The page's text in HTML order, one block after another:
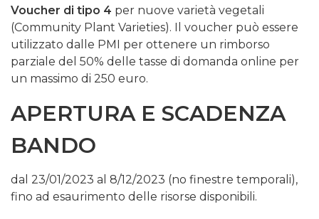
Voucher di tipo 4 per nuove varietà vegetali
(Community Plant Varieties). Il voucher può essere
utilizzato dalle PMI per ottenere un rimborso
parziale del 50% delle tasse di domanda online per
un massimo di 250 euro.
APERTURA E SCADENZA
BANDO
dal 23/01/2023 al 8/12/2023 (no finestre temporali),
fino ad esaurimento delle risorse disponibili.